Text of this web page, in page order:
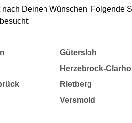
nach Deinen Wünschen. Folgende
Gütersloh
Herzebrock-
Rietberg
Versmold